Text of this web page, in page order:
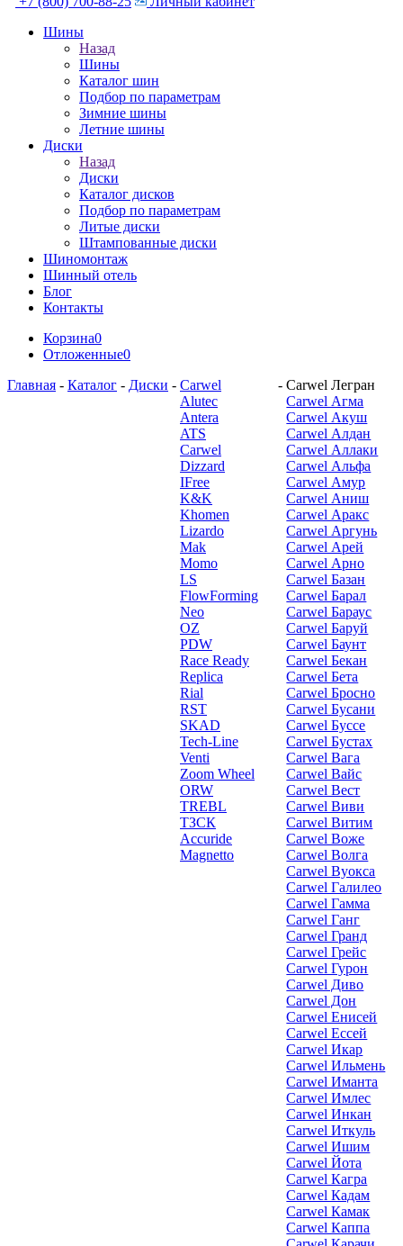
Шины
Назад
Шины
Каталог шин
Подбор по параметрам
Зимние шины
Летние шины
Диски
Назад
Диски
Каталог дисков
Подбор по параметрам
Литые диски
Штампованные диски
Шиномонтаж
Шинный отель
Блог
Контакты
Корзина0
Отложенные0
Главная - Каталог - Диски - Carwel
Alutec
Antera
ATS
Carwel
Dizzard
IFree
K&K
Khomen
Lizardo
Mak
Momo
LS
FlowForming
Neo
OZ
PDW
Race Ready
Replica
Rial
RST
SKAD
Tech-Line
Venti
Zoom Wheel
ORW
TREBL
ТЗСК
Accuride
Magnetto
-Carwel Легран
Carwel Агма
Carwel Акуш
Carwel Алдан
Carwel Аллаки
Carwel Альфа
Carwel Амур
Carwel Аниш
Carwel Аракс
Carwel Аргунь
Carwel Арей
Carwel Арно
Carwel Базан
Carwel Барал
Carwel Бараус
Carwel Баруй
Carwel Баунт
Carwel Бекан
Carwel Бета
Carwel Бросно
Carwel Бусани
Carwel Буссе
Carwel Бустах
Carwel Вага
Carwel Вайс
Carwel Вест
Carwel Виви
Carwel Витим
Carwel Воже
Carwel Волга
Carwel Вуокса
Carwel Галилео
Carwel Гамма
Carwel Ганг
Carwel Гранд
Carwel Грейс
Carwel Гурон
Carwel Диво
Carwel Дон
Carwel Енисей
Carwel Ессей
Carwel Икар
Carwel Ильмень
Carwel Иманта
Carwel Имлес
Carwel Инкан
Carwel Иткуль
Carwel Ишим
Carwel Йота
Carwel Кагра
Carwel Кадам
Carwel Камак
Carwel Каппа